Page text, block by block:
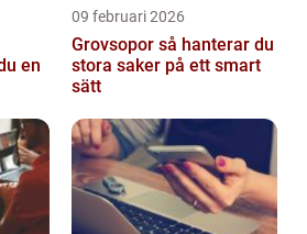
09 februari 2026
Grovsopor så hanterar du
stora saker på ett smart
sätt